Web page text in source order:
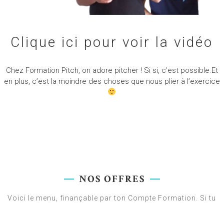
Clique ici pour voir la vidéo
Chez Formation Pitch, on adore pitcher ! Si si, c’est possible.Et
en plus, c’est la moindre des choses que nous plier à l’exercice
NOS OFFRES
Voici le menu, finançable par ton Compte Formation. Si tu